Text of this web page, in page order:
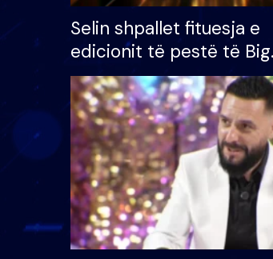
Selin shpallet fituesja e
edicionit të pestë të Big
Brother VIP, rrëmben
çmimin e madh prej 100
mijë eurosh